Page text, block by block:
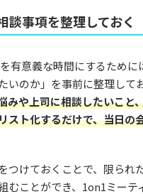
談事項を整理しておく
有意義な時間にするために
いのか」を事前に整理して
みや上司に相談したいこと
スト化するだけで、当日の
つけておくことで、限られ
むことができ、1on1ミーテ